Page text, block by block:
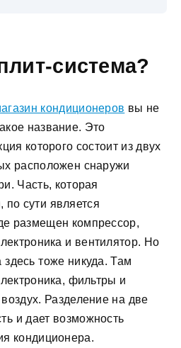
система?
кондиционеров вы не
название. Это
которого состоит из двух
расположен снаружи
Часть, которая
сути является
размещен компрессор,
и вентилятор. Но
здесь тоже никуда. Там
фильтры и
Разделение на две
и дает возможность
кондиционера.